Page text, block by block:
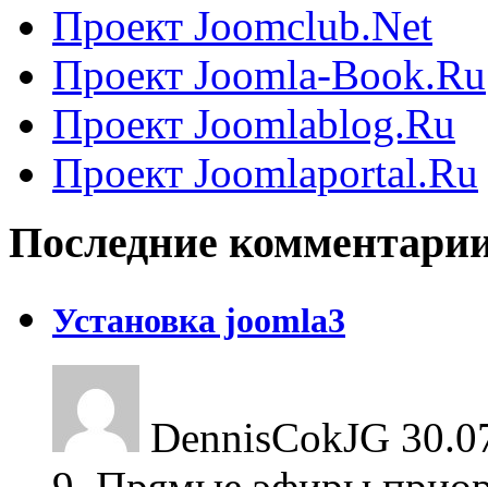
Проект Joomclub.Net
Проект Joomla-Book.Ru
Проект Joomlablog.Ru
Проект Joomlaportal.Ru
Последние
Установка joomla3
DennisCokJG